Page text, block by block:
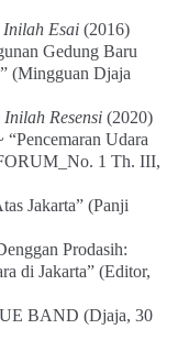
Inilah Esai(2016)
Gedung Baru
(Mingguan Djaja
Inilah Resensi(2020)
Udara
1 Th. III,
Jakarta” (Panji
Prodasih:
di Jakarta” (Editor,
BAND (Djaja, 30